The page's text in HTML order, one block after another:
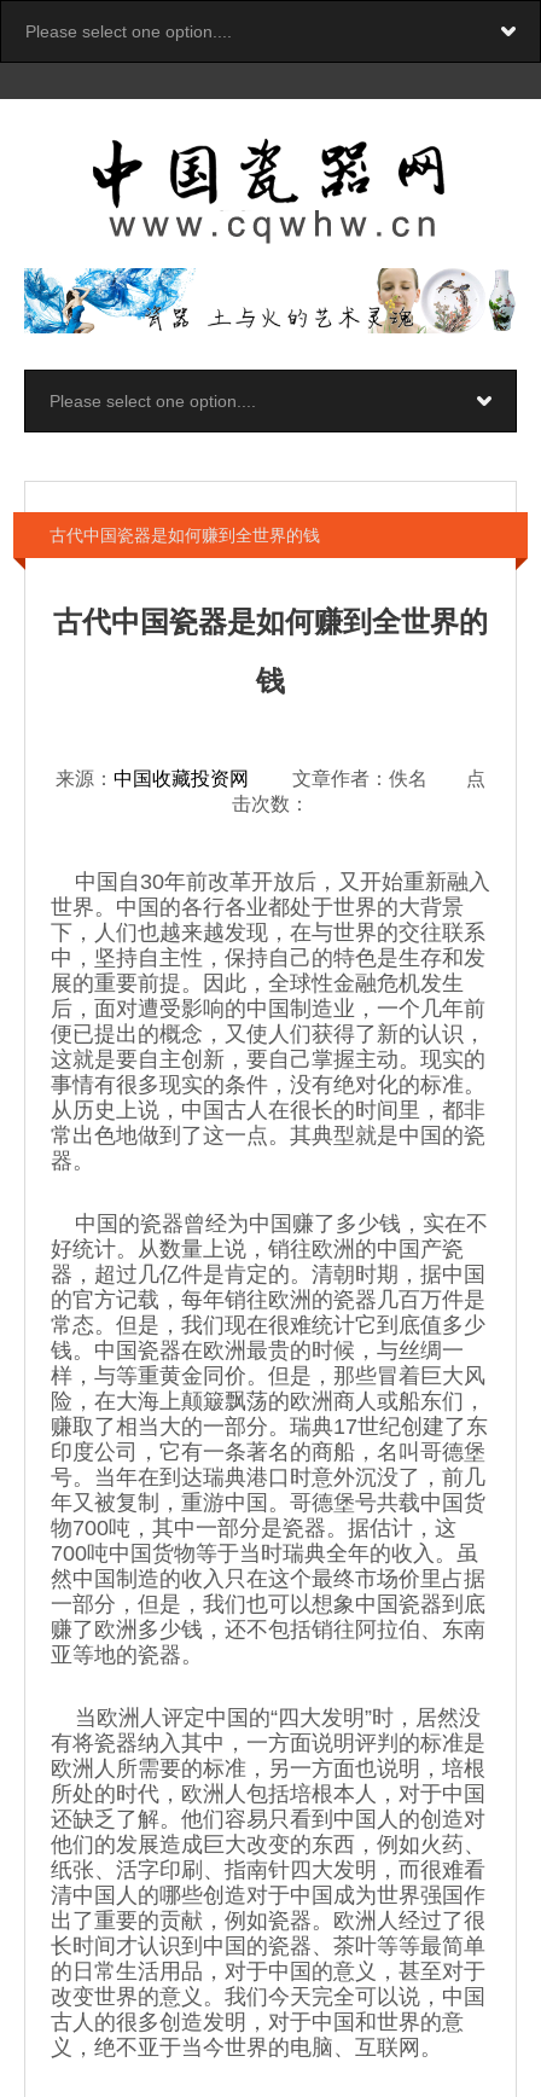
古代中国瓷器是如何赚到全世界的钱
古代中国瓷器是如何赚到全世界的
钱
来源： 中国收藏投资网
文章作者：佚名 点
击次数：
中国自30年前改革开放后，又开始重新融入
世界。中国的各行各业都处于世界的大背景
下，人们也越来越发现，在与世界的交往联系
中，坚持自主性，保持自己的特色是生存和发
展的重要前提。因此，全球性金融危机发生
后，面对遭受影响的中国制造业，一个几年前
便已提出的概念，又使人们获得了新的认识，
这就是要自主创新，要自己掌握主动。现实的
事情有很多现实的条件，没有绝对化的标准。
从历史上说，中国古人在很长的时间里，都非
常出色地做到了这一点。其典型就是中国的瓷
器。
中国的瓷器曾经为中国赚了多少钱，实在不
好统计。从数量上说，销往欧洲的中国产瓷
器，超过几亿件是肯定的。清朝时期，据中国
的官方记载，每年销往欧洲的瓷器几百万件是
常态。但是，我们现在很难统计它到底值多少
钱。中国瓷器在欧洲最贵的时候，与丝绸一
样，与等重黄金同价。但是，那些冒着巨大风
险，在大海上颠簸飘荡的欧洲商人或船东们，
赚取了相当大的一部分。瑞典17世纪创建了东
印度公司，它有一条著名的商船，名叫哥德堡
号。当年在到达瑞典港口时意外沉没了，前几
年又被复制，重游中国。哥德堡号共载中国货
物700吨，其中一部分是瓷器。据估计，这
700吨中国货物等于当时瑞典全年的收入。虽
然中国制造的收入只在这个最终市场价里占据
一部分，但是，我们也可以想象中国瓷器到底
赚了欧洲多少钱，还不包括销往阿拉伯、东南
亚等地的瓷器。
当欧洲人评定中国的“四大发明”时，居然没
有将瓷器纳入其中，一方面说明评判的标准是
欧洲人所需要的标准，另一方面也说明，培根
所处的时代，欧洲人包括培根本人，对于中国
还缺乏了解。他们容易只看到中国人的创造对
他们的发展造成巨大改变的东西，例如火药、
纸张、活字印刷、指南针四大发明，而很难看
清中国人的哪些创造对于中国成为世界强国作
出了重要的贡献，例如瓷器。欧洲人经过了很
长时间才认识到中国的瓷器、茶叶等等最简单
的日常生活用品，对于中国的意义，甚至对于
改变世界的意义。我们今天完全可以说，中国
古人的很多创造发明，对于中国和世界的意
义，绝不亚于当今世界的电脑、互联网。